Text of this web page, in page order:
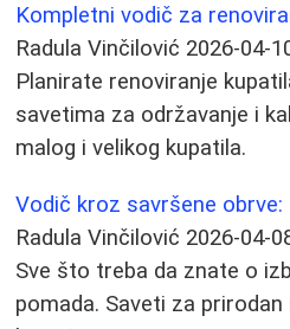
Kompletni vodič za
Radula Vinčilović 2026-04-
Planirate renoviranje
savetima za održavanje i
malog i velikog kupatila.
Vodič kroz savršene
Radula Vinčilović 2026-04-
Sve što treba da znate o
pomada. Saveti za